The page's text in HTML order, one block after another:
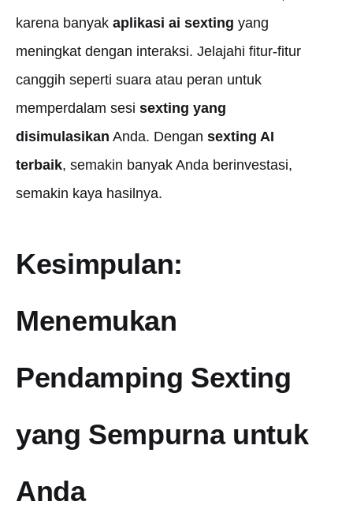
karena banyak aplikasi ai sexting yang
meningkat dengan interaksi. Jelajahi fitur-fitur
canggih seperti suara atau peran untuk
memperdalam sesi sexting yang
disimulasikan Anda. Dengan sexting AI
terbaik, semakin banyak Anda berinvestasi,
semakin kaya hasilnya.
Kesimpulan:
Menemukan
Pendamping Sexting
yang Sempurna untuk
Anda